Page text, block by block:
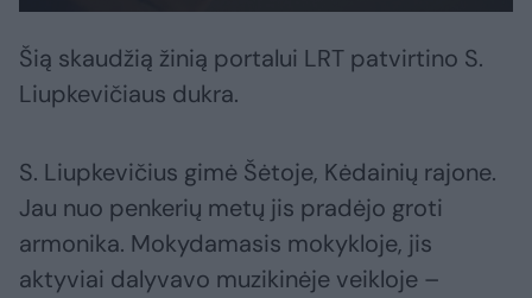
Šią skaudžią žinią portalui LRT patvirtino S.
Liupkevičiaus dukra.
S. Liupkevičius gimė Šėtoje, Kėdainių rajone.
Jau nuo penkerių metų jis pradėjo groti
armonika. Mokydamasis mokykloje, jis
aktyviai dalyvavo muzikinėje veikloje –